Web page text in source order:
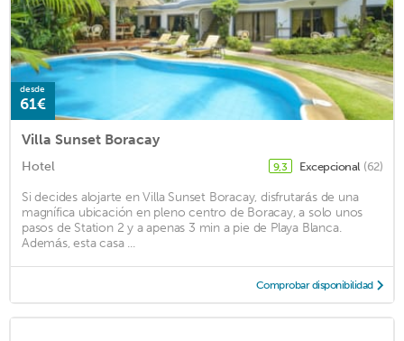
desde
61€
Villa Sunset Boracay
Hotel 9,3 Excepcional (62)
Si decides alojarte en Villa Sunset Boracay, disfrutarás de una
magnífica ubicación en pleno centro de Boracay, a solo unos
pasos de Station 2 y a apenas 3 min a pie de Playa Blanca.
Además, esta casa ...
Comprobar disponibilidad